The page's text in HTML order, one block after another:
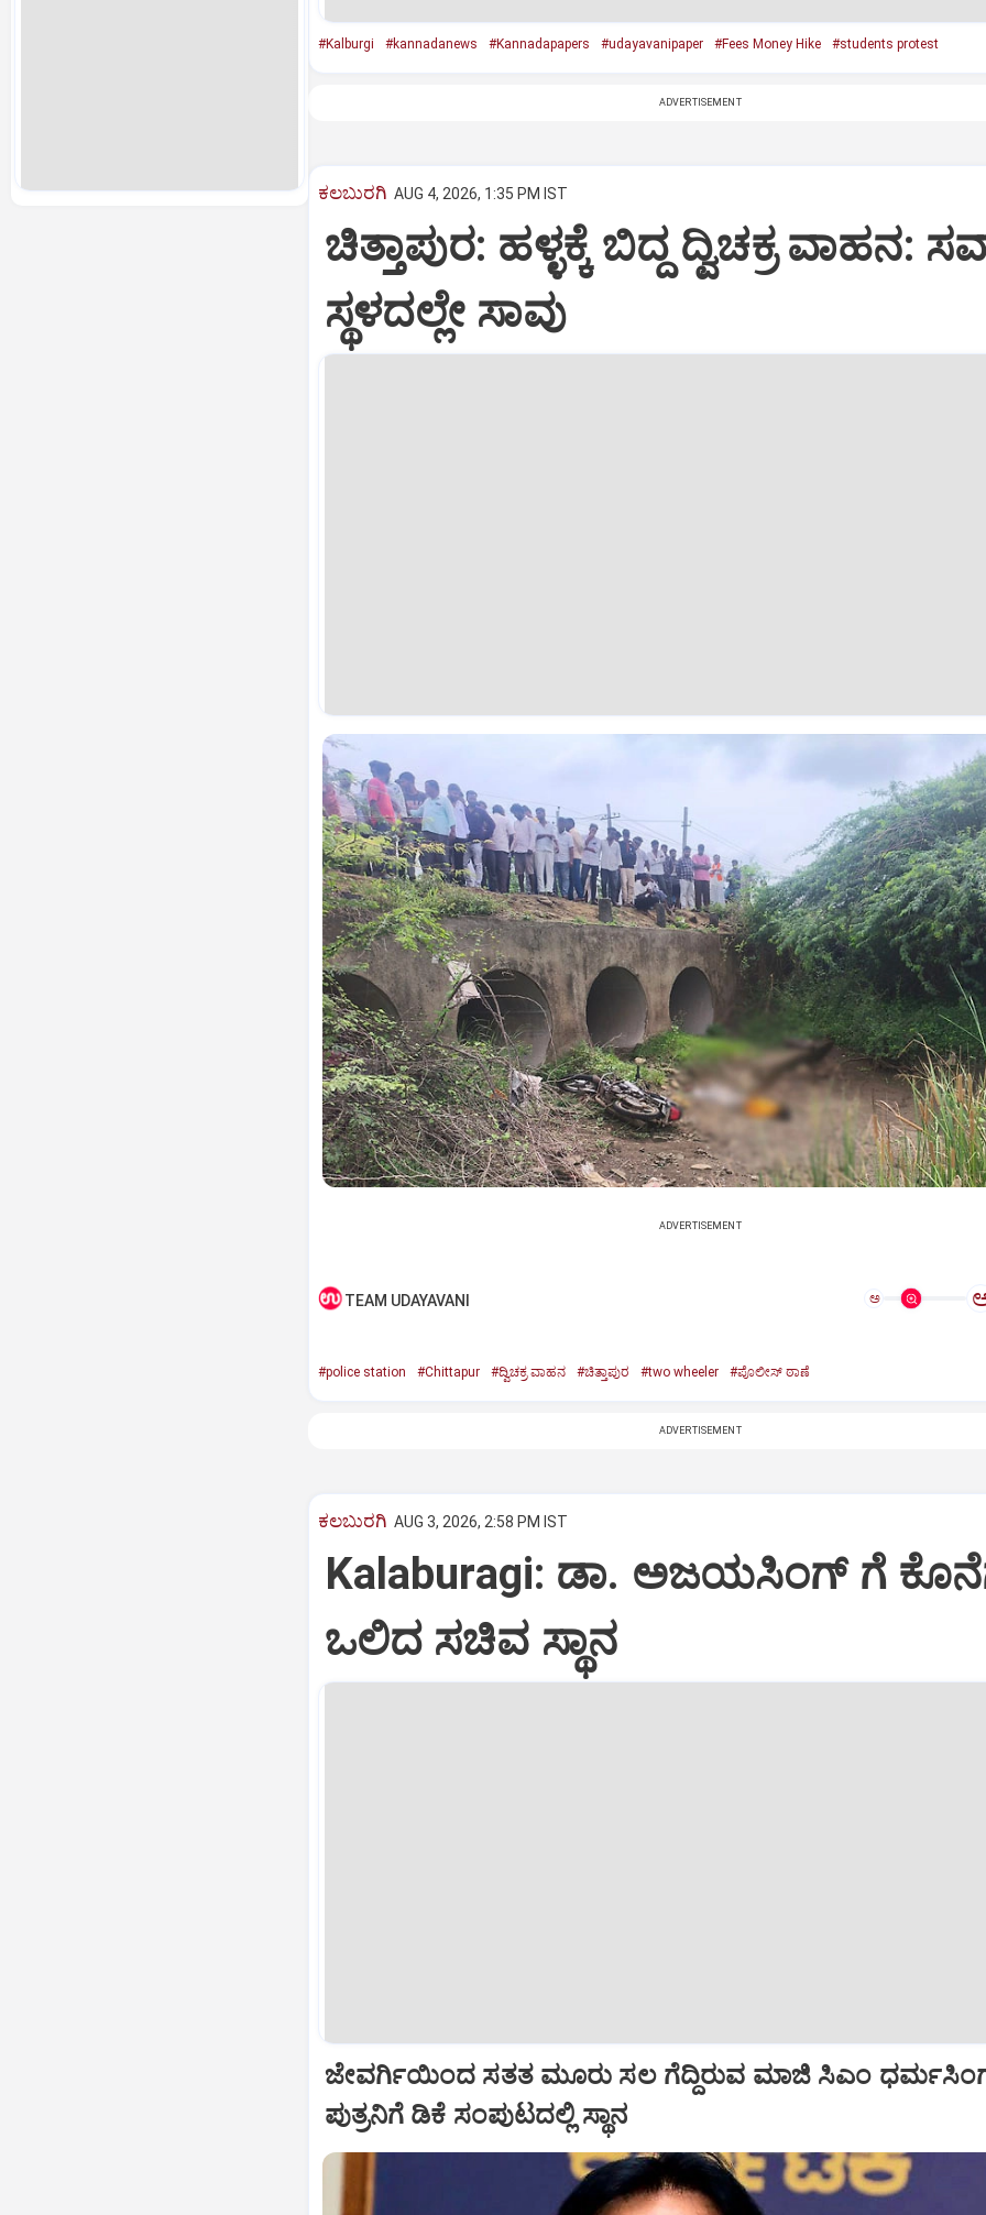
#Kalburgi #kannadanews #Kannadapapers #udayavanipaper #Fees Money Hike #students protest
ADVERTISEMENT
ಕಲಬುರಗಿ AUG 4, 2026, 1:35 PM IST
ಚಿತ್ತಾಪುರ: ಹಳ್ಳಕ್ಕೆ ಬಿದ್ದ ದ್ವಿಚಕ್ರ ವಾಹನ:
ಸ್ಥಳದಲ್ಲೇ ಸಾವು
ADVERTISEMENT
TEAM UDAYAVANI ಅ
#police station #Chittapur #ದ್ವಿಚಕ್ರ ವಾಹನ #ಚಿತ್ತಾಪುರ #two wheeler #ಪೊಲೀಸ್ ಠಾಣೆ
ADVERTISEMENT
ಕಲಬುರಗಿ AUG 3, 2026, 2:58 PM IST
Kalaburagi: ಡಾ. ಅಜಯಸಿಂಗ್ ಗೆ
ಒಲಿದ ಸಚಿವ ಸ್ಥಾನ
ಜೇವರ್ಗಿಯಿಂದ ಸತತ ಮೂರು ಸಲ ಗೆದ್ದಿರುವ ಮಾಜಿ ಸಿಎಂ
ಪುತ್ರನಿಗೆ ಡಿಕೆ ಸಂಪುಟದಲ್ಲಿ ಸ್ಥಾನ